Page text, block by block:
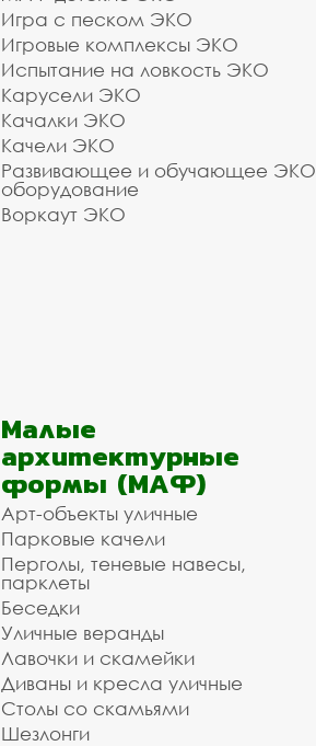
Игра с песком ЭКО
Игровые комплексы ЭКО
Испытание на ловкость ЭКО
Карусели ЭКО
Качалки ЭКО
Качели ЭКО
Развивающее и обучающее ЭКО
оборудование
Воркаут ЭКО
Малые
архитектурные
формы (МАФ)
Арт-объекты уличные
Парковые качели
Перголы, теневые навесы,
парклеты
Беседки
Уличные веранды
Лавочки и скамейки
Диваны и кресла уличные
Столы со скамьями
Шезлонги